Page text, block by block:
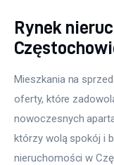
Rynek
Mieszkania na
oferty, które
nowoczesnych
którzy wolą spokój i
nieruchomości w